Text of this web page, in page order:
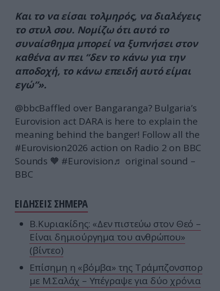
Και το να είσαι τολμηρός, να διαλέγεις
το στυλ σου. Νομίζω ότι αυτό το
συναίσθημα μπορεί να ξυπνήσει στον
καθένα αν πει “δεν το κάνω για την
αποδοχή, το κάνω επειδή αυτό είμαι
εγώ”».
@bbcBaffled over Bangaranga? Bulgaria’s
Eurovision act DARA is here to explain the
meaning behind the banger! Follow all the
#Eurovision2026 action on Radio 2 on BBC
Sounds 🧡 #Eurovision♬ original sound –
BBC
ΕΙΔΗΣΕΙΣ ΣΗΜΕΡΑ
Β.Κυριακίδης: «Δεν πιστεύω στον Θεό –
Είναι δημιούργημα του ανθρώπου»
(βίντεο)
Επίσημη η «βόμβα» της Τράμπζονσπορ
με Μ.Σαλάχ – Υπέγραψε για δύο χρόνια